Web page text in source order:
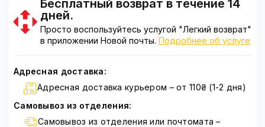
Бесплатный возврат в течение 14
дней.
Просто воспользуйтесь услугой "Легкий возврат"
в приложении Новой почты. Подробнее об услуге
Адресная доставка:
Адресная доставка курьером – от 110₴ (1-2 дня)
Самовывоз из отделения:
Самовывоз из отделения или почтомата –